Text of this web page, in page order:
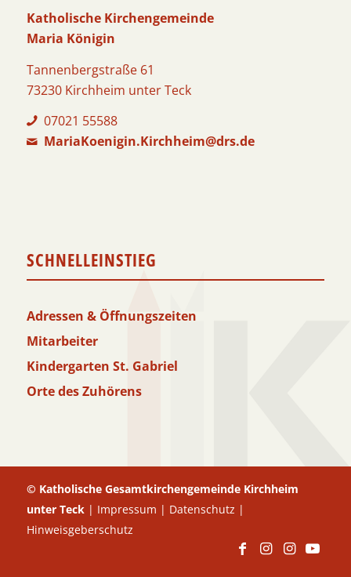
Katholische Kirchengemeinde
Maria Königin
Tannenbergstraße 61
73230 Kirchheim unter Teck
07021 55588
MariaKoenigin.Kirchheim@drs.de
SCHNELLEINSTIEG
Adressen & Öffnungszeiten
Mitarbeiter
Kindergarten St. Gabriel
Orte des Zuhörens
© Katholische Gesamtkirchengemeinde Kirchheim
unter Teck | Impressum | Datenschutz |
Hinweisgeberschutz